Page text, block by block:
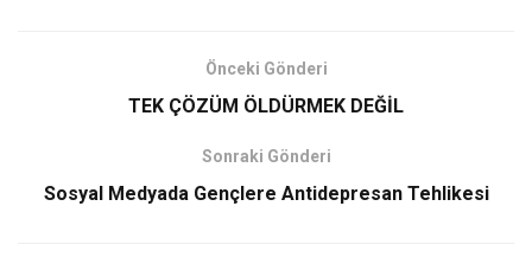
Önceki Gönderi
TEK ÇÖZÜM ÖLDÜRMEK DEĞİL
Sonraki Gönderi
Sosyal Medyada Gençlere Antidepresan Tehlikesi